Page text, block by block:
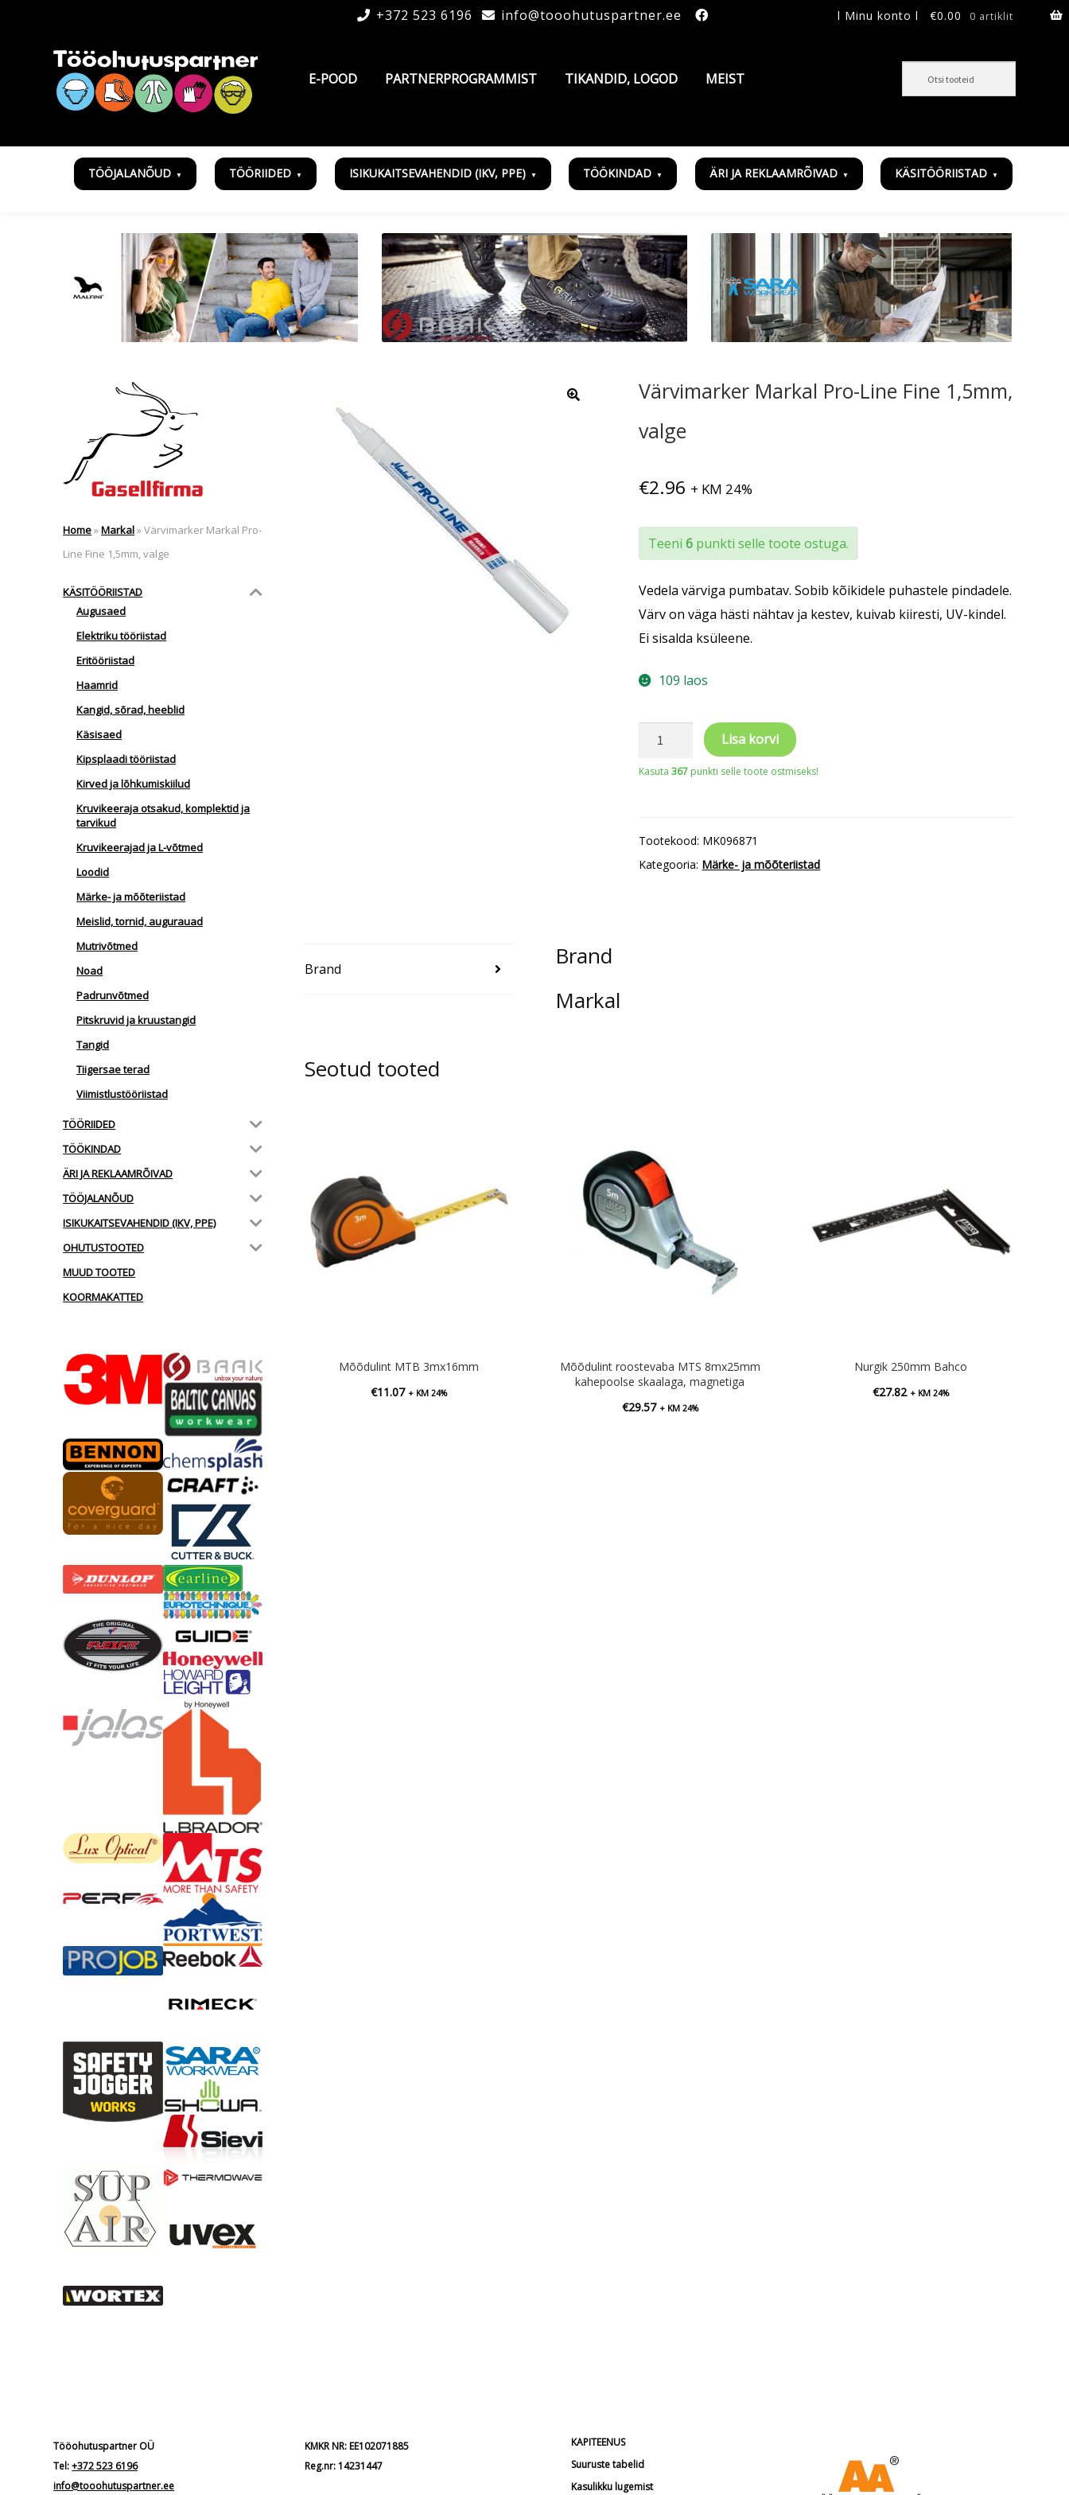
€0.00 0 artiklit
+372 523 6196 info@tooohutuspartner.ee l Minu konto l
E-POOD PARTNERPROGRAMMIST TIKANDID, LOGOD MEIST
TÖÖJALANÕUD TÖÖRIIDED ISIKUKAITSEVAHENDID (IKV, PPE) TÖÖKINDAD ÄRI JA REKLAAMRÕIVAD KÄSITÖÖRIISTAD
Värvimarker Markal Pro-Line Fine 1,5mm,
valge
€2.96 + KM 24%
Teeni6 punkti selle toote ostuga.
Vedela värviga pumbatav. Sobib kõikidele puhastele pindadele.
Värv on väga hästi nähtav ja kestev, kuivab kiiresti, UV-kindel.
Ei sisalda ksüleene.
109 laos
Värvimarker
valge
Lisa korvi
Kasuta367 punkti selle toote ostmiseks!
Tootekood: MK096871
Kategooria: Märke- ja mõõteriistad
Brand
Brand
Markal
Seotud tooted
Mõõdulint MTB 3mx16mm
€11.07 + KM 24%
Mõõdulint roostevaba MTS 8mx25mm
kahepoolse skaalaga, magnetiga
€29.57 + KM 24%
Nurgik 250mm Bahco
€27.82 + KM 24%
Home»Markal»Värvimarker Markal Pro-
Line Fine 1,5mm, valge
KÄSITÖÖRIISTAD
Augusaed
Elektriku tööriistad
Eritööriistad
Haamrid
Kangid, sõrad, heeblid
Käsisaed
Kipsplaadi tööriistad
Kirved ja lõhkumiskiilud
Kruvikeeraja otsakud, komplektid ja
tarvikud
Kruvikeerajad ja L-võtmed
Loodid
Märke- ja mõõteriistad
Meislid, tornid, augurauad
Mutrivõtmed
Noad
Padrunvõtmed
Pitskruvid ja kruustangid
Tangid
Tiigersae terad
Viimistlustööriistad
TÖÖRIIDED
TÖÖKINDAD
ÄRI JA REKLAAMRÕIVAD
TÖÖJALANÕUD
ISIKUKAITSEVAHENDID (IKV, PPE)
OHUTUSTOOTED
MUUD TOOTED
KOORMAKATTED
Tööohutuspartner OÜ
Tel:+372 523 6196
info@tooohutuspartner.ee
KMKR NR: EE102071885
Reg.nr: 14231447
KAPITEENUS
Suuruste tabelid
Kasulikku lugemist